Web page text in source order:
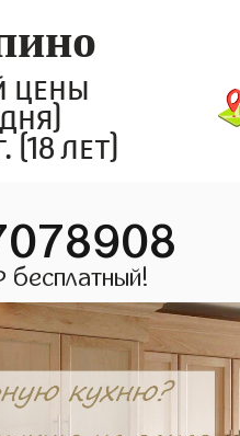
цены
(18 лет)